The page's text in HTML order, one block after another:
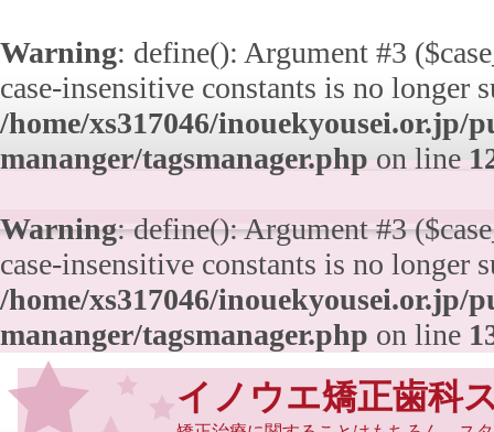
Warning: define(): Argument #3
case-insensitive constants is no longer
/home/xs317046/
mananger/tagsmanager.php on line
Warning: define(): Argument #3
case-insensitive constants is no longer
/home/xs317046/
mananger/tagsmanager.php on line
イノウエ矯正歯科